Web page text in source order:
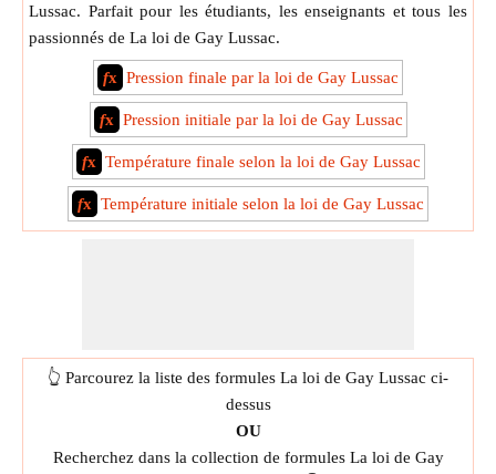
Lussac. Parfait pour les étudiants, les enseignants et tous les
passionnés de La loi de Gay Lussac.
fx Pression finale par la loi de Gay Lussac
fx Pression initiale par la loi de Gay Lussac
fx Température finale selon la loi de Gay Lussac
fx Température initiale selon la loi de Gay Lussac
👆 Parcourez la liste des formules La loi de Gay Lussac ci-
dessus
OU
Recherchez dans la collection de formules La loi de Gay